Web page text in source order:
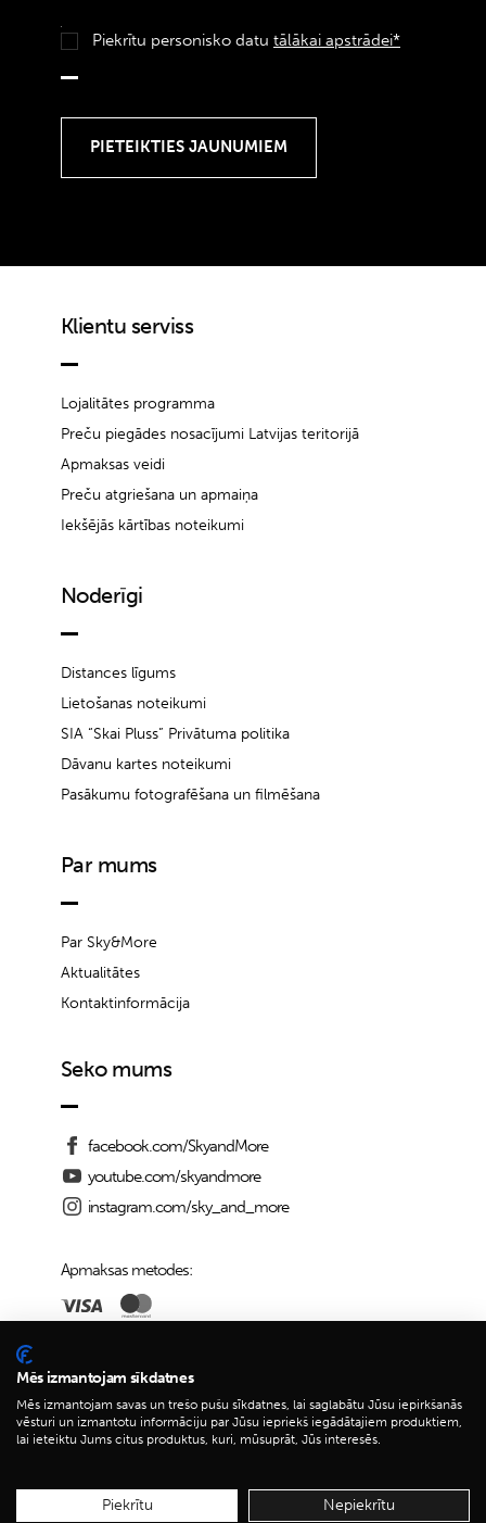
Piekrītu personisko datu tālākai apstrādei*
Klientu serviss
Lojalitātes programma
Preču piegādes nosacījumi Latvijas teritorijā
Apmaksas veidi
Preču atgriešana un apmaiņa
Iekšējās kārtības noteikumi
Noderīgi
Distances līgums
Lietošanas noteikumi
SIA “Skai Pluss” Privātuma politika
Dāvanu kartes noteikumi
Pasākumu fotografēšana un filmēšana
Par mums
Par Sky&More
Aktualitātes
Kontaktinformācija
Seko mums
facebook.com/SkyandMore
youtube.com/skyandmore
instagram.com/sky_and_more
Apmaksas metodes:
Piegādes iespējas:
Mēs izmantojam sīkdatnes
Mēs izmantojam savas un trešo pušu sīkdatnes, lai saglabātu Jūsu iepirkšanās
vēsturi un izmantotu informāciju par Jūsu iepriekš iegādātajiem produktiem,
lai ieteiktu Jums citus produktus, kuri, mūsuprāt, Jūs interesēs.
Piekrītu Nepiekrītu